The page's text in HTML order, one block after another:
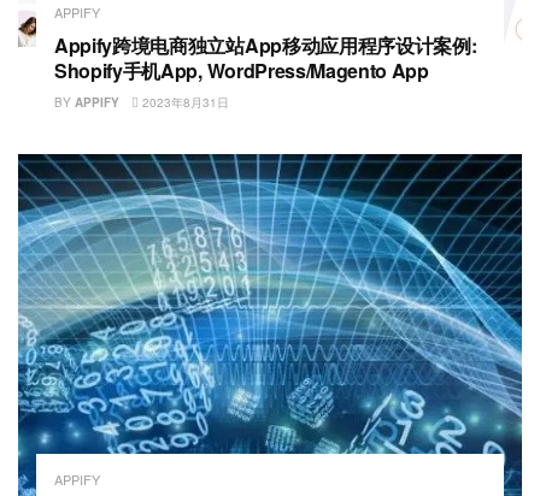
APPIFY
Appify跨境电商独立站App移动应用程序设计案例:
Shopify手机App, WordPress/Magento App
BY APPIFY 2023年8月31日
APPIFY